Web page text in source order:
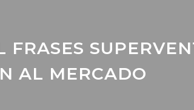
AL MERCADO